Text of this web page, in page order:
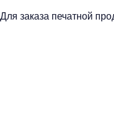
Для заказа печатной